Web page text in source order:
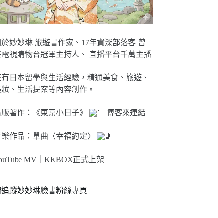
妙妙琳 旅遊書作家、17年資深部落客 曾
電視購物台冠軍主持人、 直播平台千萬主播
日本留學與生活經驗，精通美食、旅遊、
、生活提案等內容創作。
著作：《東京小日子》 博客來連結
作品：單曲〈幸福約定〉
MV｜KKBOX正式上架
追蹤妙妙琳臉書粉絲專頁